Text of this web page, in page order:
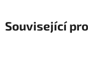
Související